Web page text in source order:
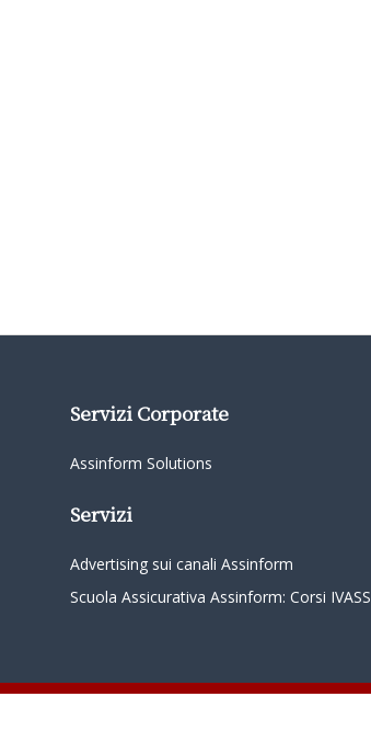
Servizi Corporate
Assinform Solutions
Servizi
Advertising sui canali Assinform
Scuola Assicurativa Assinform: Corsi IVASS